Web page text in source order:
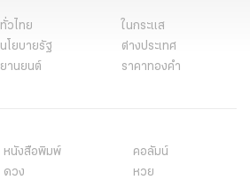
ทั่วไทย
ในกระแส
นโยบายรัฐ
ต่างประเทศ
ยานยนต์
ราคาทองคำ
หนังสือพิมพ์
คอลัมน์
ดวง
หวย